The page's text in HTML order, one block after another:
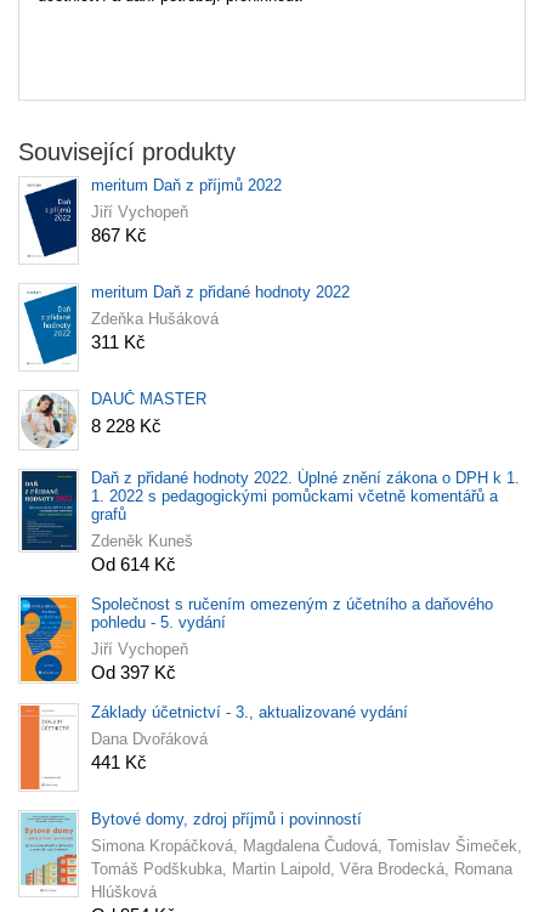
Související produkty
meritum Daň z příjmů 2022
Jiří Vychopeň
867 Kč
meritum Daň z přidané hodnoty 2022
Zdeňka Hušáková
311 Kč
DAUČ MASTER
8 228 Kč
Daň z přidané hodnoty 2022. Úplné znění zákona o DPH k 1.
1. 2022 s pedagogickými pomůckami včetně komentářů a
grafů
Zdeněk Kuneš
Od 614 Kč
Společnost s ručením omezeným z účetního a daňového
pohledu - 5. vydání
Jiří Vychopeň
Od 397 Kč
Základy účetnictví - 3., aktualizované vydání
Dana Dvořáková
441 Kč
Bytové domy, zdroj příjmů i povinností
Simona Kropáčková, Magdalena Čudová, Tomislav Šimeček,
Tomáš Podškubka, Martin Laipold, Věra Brodecká, Romana
Hlúšková